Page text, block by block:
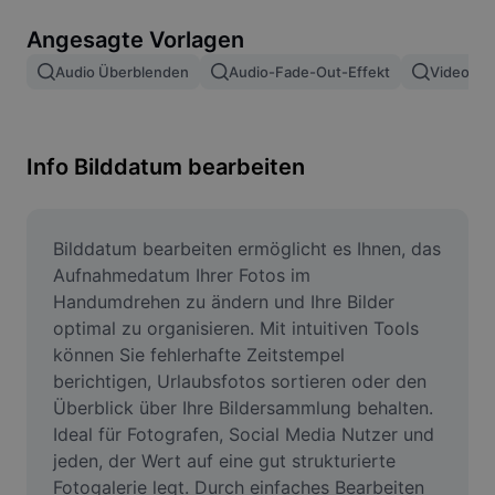
Bilder zusammenfügen
Bildgröße ändern
Meme-Generator
AI Text Remover
AI People Remover
AI Inpainting
Face Cutout
Angesagte Vorlagen
Audio Überblenden Audio-Fade-Out-Effekt Video
Info Bilddatum bearbeiten
Bilddatum bearbeiten ermöglicht es Ihnen, das
Aufnahmedatum Ihrer Fotos im
Handumdrehen zu ändern und Ihre Bilder
optimal zu organisieren. Mit intuitiven Tools
können Sie fehlerhafte Zeitstempel
berichtigen, Urlaubsfotos sortieren oder den
Überblick über Ihre Bildersammlung behalten.
Ideal für Fotografen, Social Media Nutzer und
jeden, der Wert auf eine gut strukturierte
Fotogalerie legt. Durch einfaches Bearbeiten